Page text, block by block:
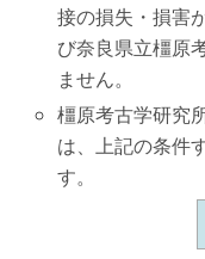
接の損失・損害
び奈良県立橿原
ません。
橿原考古学研究
は、上記の条件
す。